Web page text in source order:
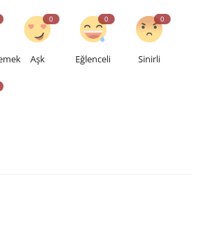
0
Aşk
0
Eğlenceli
0
Sinirli